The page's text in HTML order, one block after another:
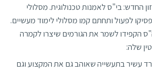
החדש: בי"ס לאמנות טכנולוגית. מסלולי
לפעול ותחתם קמו מסלולי לימוד מעשיים.
הקפידו לשמר את הגורמים שיצרו לקמרה
שלה:
עשיר בתעשייה שאוהב גם את המקצוע וגם